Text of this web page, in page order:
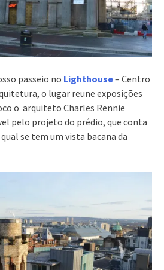
passeio no Lighthouse– Centro
o lugar reune exposições
o arquiteto Charles Rennie
pelo projeto do prédio, que conta
se tem um vista bacana da